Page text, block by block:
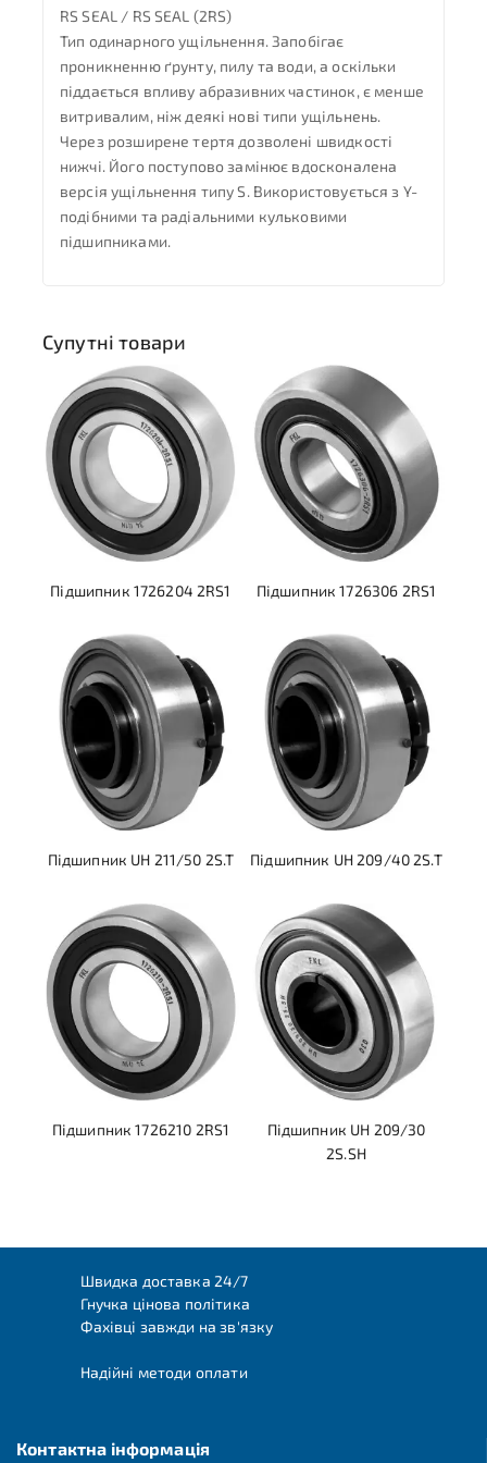
RS SEAL / RS SEAL (2RS)
Тип одинарного ущільнення. Запобігає
проникненню ґрунту, пилу та води, а оскільки
піддається впливу абразивних частинок, є менше
витривалим, ніж деякі нові типи ущільнень.
Через розширене тертя дозволені швидкості
нижчі. Його поступово замінює вдосконалена
версія ущільнення типу S. Використовується з Y-
подібними та радіальними кульковими
підшипниками.
Супутні товари
Підшипник 1726204 2RS1 Підшипник 1726306 2RS1
Підшипник UH 211/50 2S.T Підшипник UH 209/40 2S.T
Підшипник 1726210 2RS1
Підшипник UH 209/30
2S.SH
Швидка доставка 24/7
Гнучка цінова політика
Фахівці завжди на зв'язку
Надійні методи оплати
Контактна інформація